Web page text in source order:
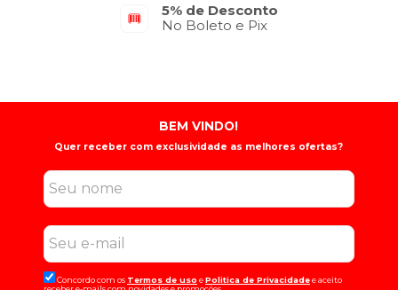
5% de Desconto
No Boleto e Pix
BEM VINDO!
Quer receber com exclusividade as melhores ofertas?
Concordo com os Termos de uso ePolitica de Privacidadee aceito